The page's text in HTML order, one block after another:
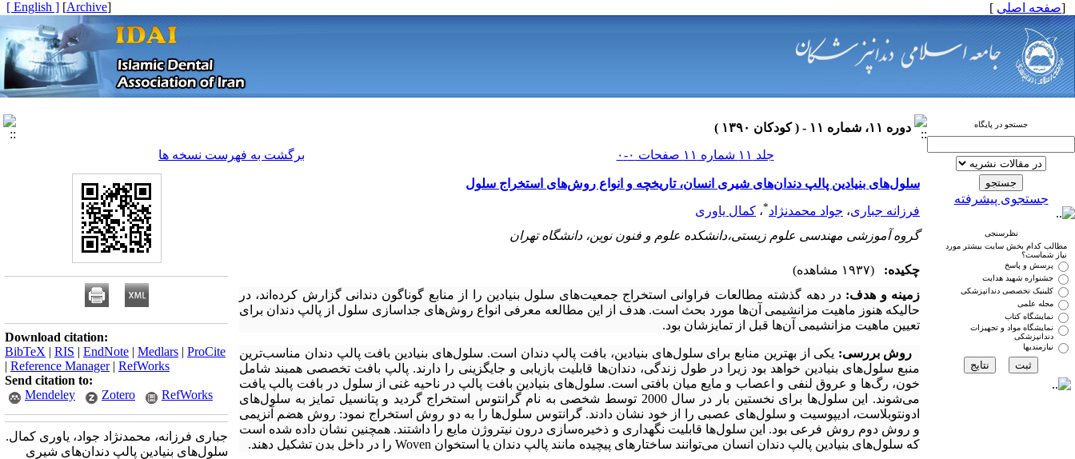
[صفحه اصلی ]
[
Archive
]
[ English ]
جستجو در پایگاه
جستجوی پیشرفته
نظرسنجی
مطالب کدام بخش سایت بیشتر مورد
نیاز شماست؟
پرسش و پاسخ
جشنواره شهید هدایت
کلینیک تخصصی دندانپزشکی
مجله علمی
نمایشگاه کتاب
نمایشگاه مواد و تجهیزات
دندانپزشکی
نیازمندیها
دوره ۱۱، شماره ۱۱ - ( کودکان ۱۳۹۰ )
جلد ۱۱ شماره ۱۱ صفحات ۰-۰
برگشت به فهرست نسخه ها
سلول‌های بنیادین پالپ دندان‌های شیری انسان، تاریخچه و انواع روش‌های استخراج سلول
فرزانه جباری، جواد محمدنژاد*، کمال یاوری
گروه آموزشی مهندسی علوم زیستی،دانشکده علوم و فنون نوین، دانشگاه تهران
چکیده:
(۱۹۳۷ مشاهده)
زمینه و هدف:در دهه گذشته مطالعات فراوانی استخراج جمعیت‌های سلول بنیادین را از منابع گوناگون دندانی گزارش کرده‌اند، در
حالیکه هنوز ماهیت مزانشیمی آن‌ها مورد بحث است. هدف از این مطالعه معرفی انواع روش‌های جداسازی سلول از پالپ دندان برای
تعیین ماهیت مزانشیمی آن‌ها قبل از تمایزشان بود.
روش بررسی: یکی از بهترین منابع برای سلول‌های بنیادین، بافت پالپ دندان است. سلول‌های بنیادین بافت پالپ دندان مناسب‌ترین
منبع سلول‌های بنیادین خواهد بود زیرا در طول زندگی، دندان‌ها قابلیت بازیابی و جایگزینی را دارند. پالپ بافت تخصصی همبند شامل
خون، رگ‌ها و عروق لنفی و اعصاب و مایع میان بافتی است. سلول‌های بنیادین بافت پالپ در ناحیه غنی از سلول در بافت پالپ یافت
می‌شوند. این سلول‌ها برای نخستین بار در سال 2000 توسط شخصی به نام گرانتوس استخراج گردید و پتانسیل تمایز به سلول‌های
ادونتوبلاست، ادیپوسیت و سلول‌های عصبی را از خود نشان دادند. گرانتوس سلول‌ها را به دو روش استخراج نمود: روش هضم آنزیمی
و روش دوم روش فرعی بود. این سلول‌ها قابلیت نگهداری و ذخیره‌سازی درون نیتروژن مایع را داشتند. همچنین نشان داده شده است
که سلول‌های بنیادین پالپ دندان انسان می‌توانند ساختارهای پیچیده مانند پالپ دندان یا استخوان Woven را در داخل بدن تشکیل دهند.
Download citation:
BibTeX | RIS | EndNote | Medlars | ProCite
| Reference Manager| RefWorks
Send citation to:
Mendeley
Zotero RefWorks
جباری فرزانه، محمدنژاد جواد، یاوری کمال.
سلول‌های بنیادین پالپ دندان‌های شیری